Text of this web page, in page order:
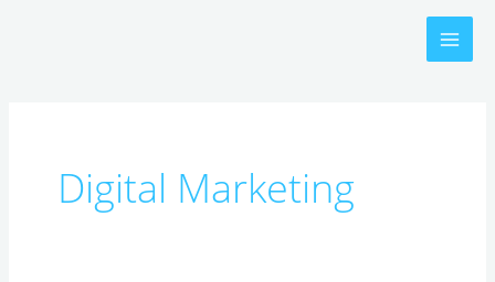
Digital Marketing